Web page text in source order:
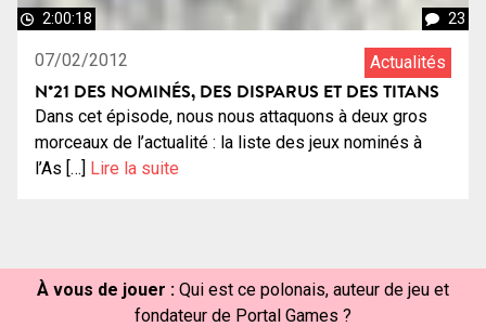
2:00:18 23
07/02/2012 Actualités
N°21 DES NOMINÉS, DES DISPARUS ET DES TITANS
Dans cet épisode, nous nous attaquons à deux gros
morceaux de l’actualité : la liste des jeux nominés à
l’As […] Lire la suite
À vous de jouer : Qui est ce polonais, auteur de jeu et
fondateur de Portal Games ?